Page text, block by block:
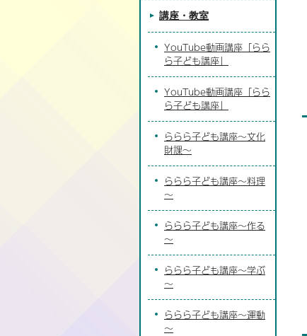
講座・教室
YouTube動画講座「らら
ら子ども講座」
YouTube動画講座「らら
ら子ども講座」
ららら子ども講座～文化
財課～
ららら子ども講座～料理
～
ららら子ども講座～作る
～
ららら子ども講座～学ぶ
～
ららら子ども講座～運動
～